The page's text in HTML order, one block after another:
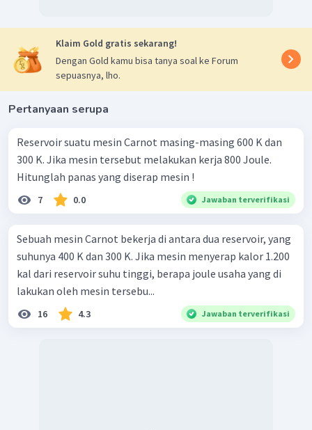
Klaim Gold gratis sekarang!
Dengan Gold kamu bisa tanya soal ke Forum
sepuasnya, lho.
Pertanyaan serupa
Reservoir suatu mesin Carnot masing-masing 600 K dan
300 K. Jika mesin tersebut melakukan kerja 800 Joule.
Hitunglah panas yang diserap mesin !
7 0.0 Jawaban terverifikasi
Sebuah mesin Carnot bekerja di antara dua reservoir, yang
suhunya 400 K dan 300 K. Jika mesin menyerap kalor 1.200
kal dari reservoir suhu tinggi, berapa joule usaha yang di
lakukan oleh mesin tersebu...
16 4.3 Jawaban terverifikasi